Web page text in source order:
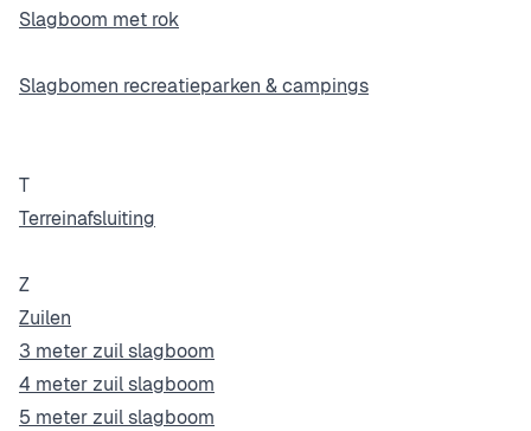
Slagboom met rok
Slagbomen recreatieparken & campings
T
Terreinafsluiting
Z
Zuilen
3 meter zuil slagboom
4 meter zuil slagboom
5 meter zuil slagboom